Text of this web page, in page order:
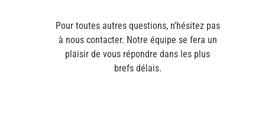
Pour toutes autres questions, n’hésitez pas
à nous contacter. Notre équipe se fera un
plaisir de vous répondre dans les plus
brefs délais.